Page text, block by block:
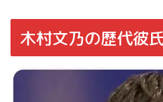
木村文乃の歴代彼